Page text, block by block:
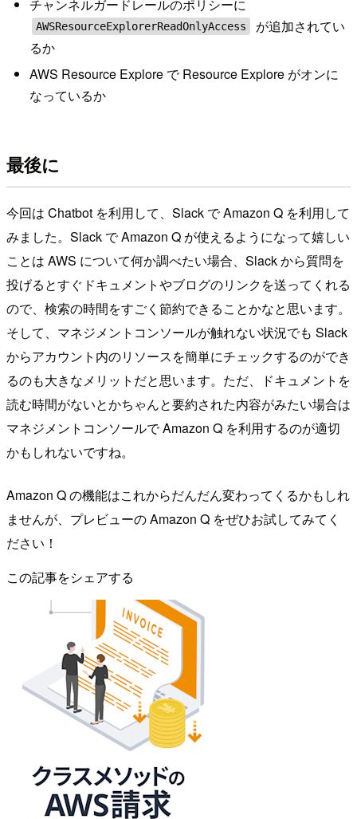
チャンネルガードレールのポリシーに
AWSResourceExplorerReadOnlyAccess
が追加されてい
るか
AWS Resource Explore で Resource Explore がオンに
なっているか
最後に
今回は Chatbot を利用して、Slack で Amazon Q を利用して
みました。Slack で Amazon Q が使えるようになって嬉しい
ことは AWS について何か調べたい場合、Slack から質問を
投げるとすぐドキュメントやブログのリンクを送ってくれる
ので、検索の時間をすごく節約できることかなと思います。
そして、マネジメントコンソールが触れない状況でも Slack
からアカウント内のリソースを簡単にチェックするのができ
るのも大きなメリットだと思います。ただ、ドキュメントを
読む時間がないとかちゃんと要約された内容がみたい場合は
マネジメントコンソールで Amazon Q を利用するのが適切
かもしれないですね。
Amazon Q の機能はこれからだんだん変わってくるかもしれ
ませんが、プレビューの Amazon Q をぜひお試してみてく
ださい！
この記事をシェアする